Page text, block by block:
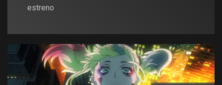
estreno